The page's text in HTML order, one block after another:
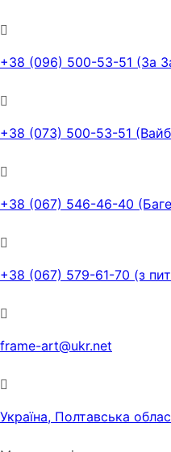
+38 (096) 500-53-51 (За
+38 (073) 500-53-51
+38 (067) 546-46-40
+38 (067) 579-61-70 (з
frame-art@ukr.net
Україна, Полтавська